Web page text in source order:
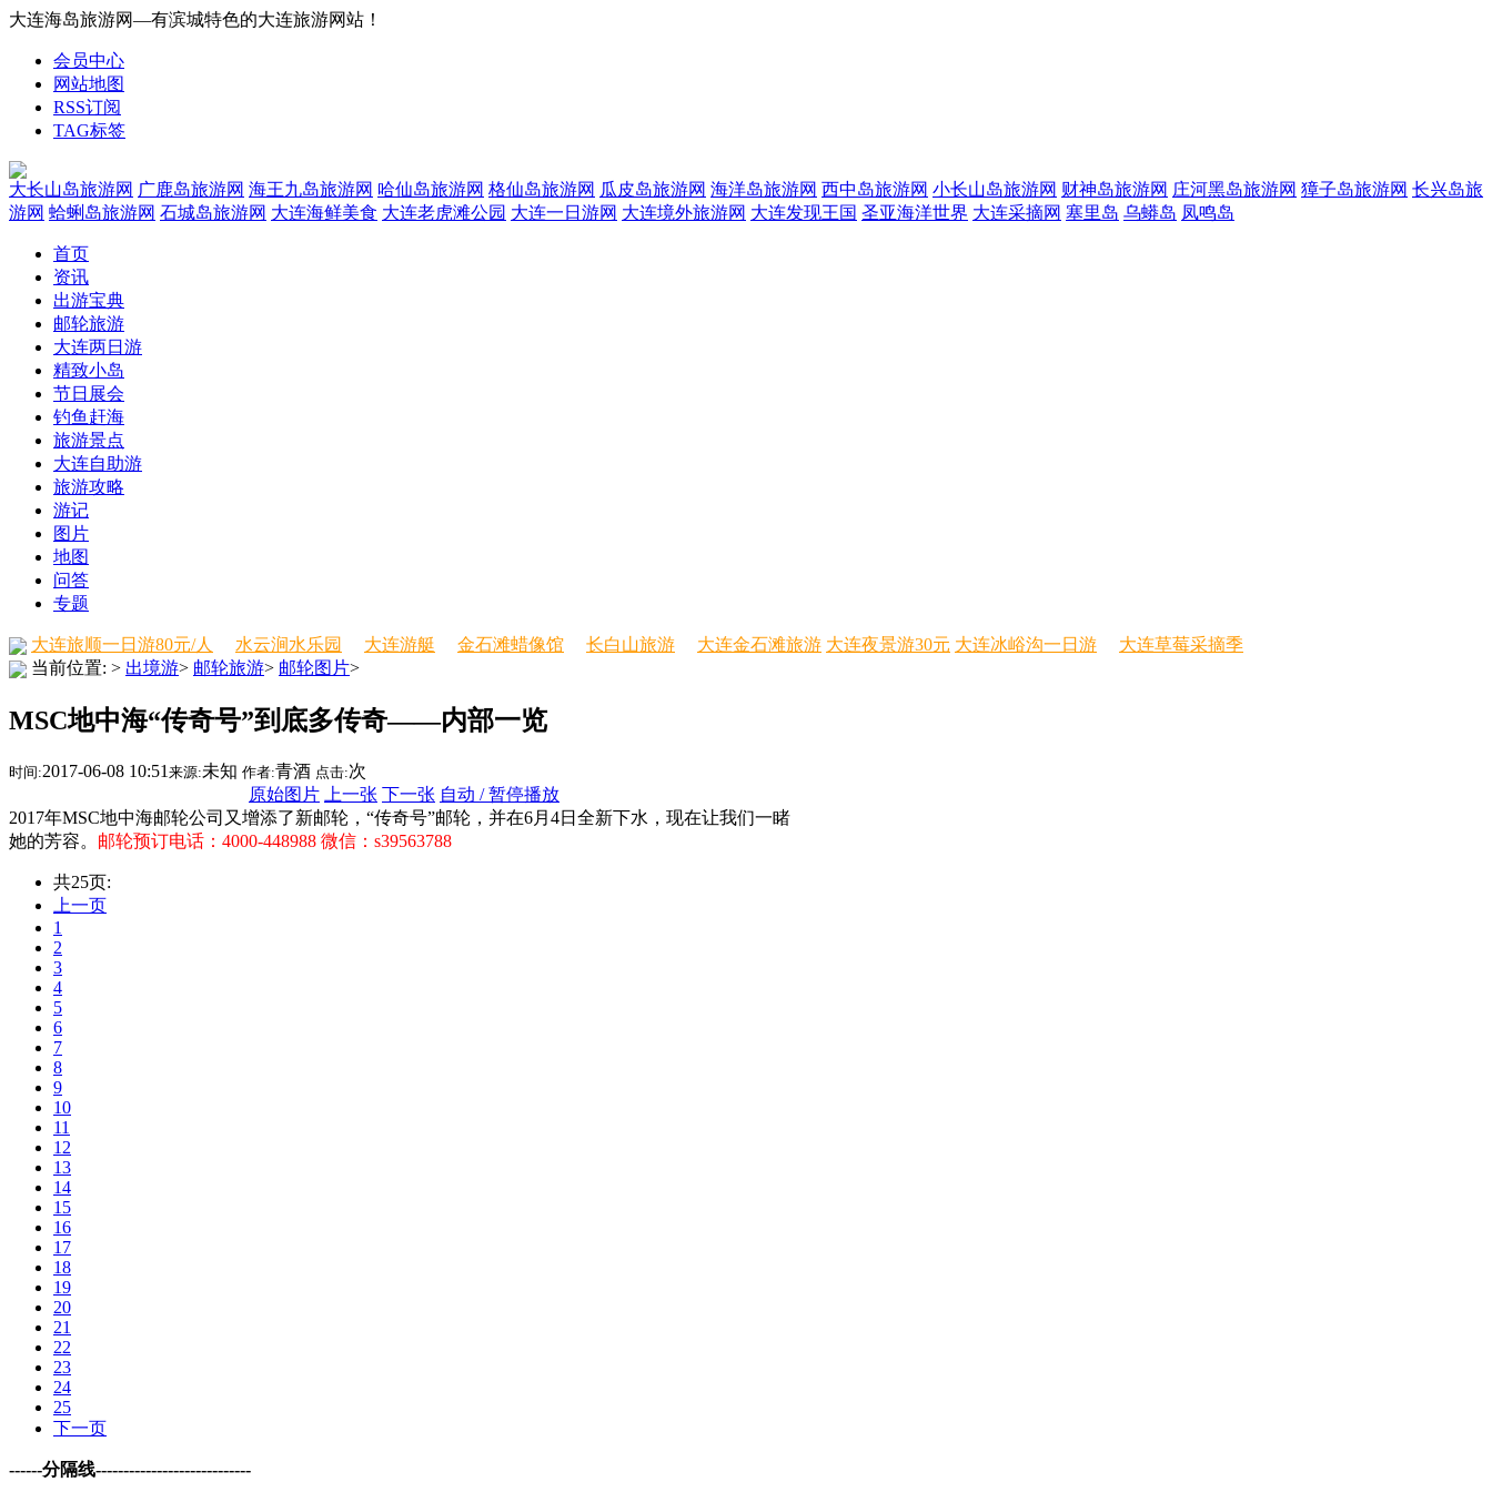
大连海岛旅游网—有滨城特色的大连旅游网站！
会员中心
网站地图
RSS订阅
TAG标签
大长山岛旅游网 广鹿岛旅游网 海王九岛旅游网 哈仙岛旅游网 格仙岛旅游网 瓜皮岛旅游网 海洋岛旅游网 西中岛旅游网 小长山岛旅游网 财神岛旅游网 庄河黑岛旅游网 獐子岛旅游网 长兴岛旅
游网 蛤蜊岛旅游网 石城岛旅游网 大连海鲜美食 大连老虎滩公园 大连一日游网 大连境外旅游网 大连发现王国 圣亚海洋世界 大连采摘网 塞里岛 乌蟒岛 凤鸣岛
首页
资讯
出游宝典
邮轮旅游
大连两日游
精致小岛
节日展会
钓鱼赶海
旅游景点
大连自助游
旅游攻略
游记
图片
地图
问答
专题
大连旅顺一日游80元/人 水云涧水乐园 大连游艇 金石滩蜡像馆 长白山旅游 大连金石滩旅游 大连夜景游30元 大连冰峪沟一日游
大连草莓采摘季
当前位置: > 出境游> 邮轮旅游> 邮轮图片>
MSC地中海“传奇号”到底多传奇——内部一览
时间:2017-06-08 10:51 来源:未知 作者:青酒 点击:次
原始图片
上一张 下一张 自动 / 暂停播放
2017年MSC地中海邮轮公司又增添了新邮轮，“传奇号”邮轮，并在6月4日全新下水，现在让我们一睹
她的芳容。 邮轮预订电话：4000-448988 微信：s39563788
共25页:
上一页
1
2
3
4
5
6
7
8
9
10
11
12
13
14
15
16
17
18
19
20
21
22
23
24
25
下一页
------分隔线----------------------------